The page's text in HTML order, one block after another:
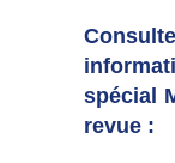
spécial
revue :